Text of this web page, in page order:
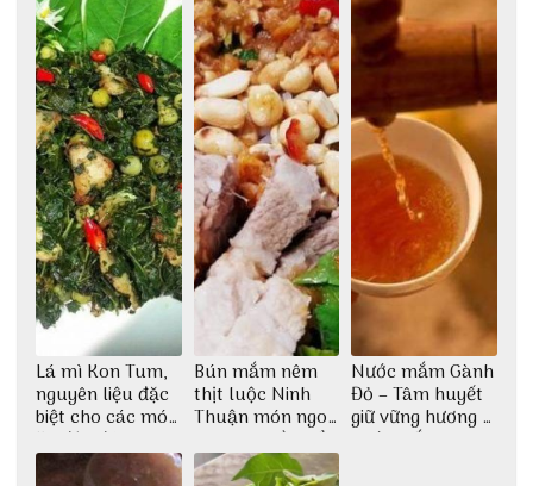
Lá mì Kon Tum,
nguyên liệu đặc
biệt cho các món
ăn độc đáo
Bún mắm nêm
thịt luộc Ninh
Thuận món ngon
dân dã miền biển
Nước mắm Gành
Đỏ – Tâm huyết
giữ vững hương vị
nước mắm sau